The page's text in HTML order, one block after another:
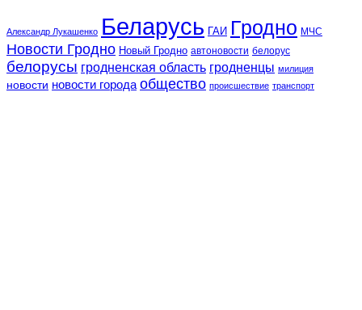
Александр Лукашенко Беларусь ГАИ Гродно МЧС
Новости Гродно Новый Гродно автоновости белорус
белорусы гродненская область гродненцы милиция
новости новости города общество происшествие транспорт